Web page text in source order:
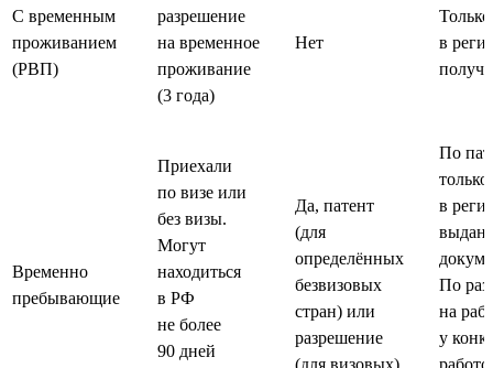
С временным
проживанием
(РВП)
разрешение
на временное
проживание
(3 года)
Нет
Только
в
Временно
пребывающие
Приехали
по визе или
без визы.
Могут
находиться
в РФ
не более
90 дней
Да, патент
(для
определённых
безвизовых
стран) или
разрешение
(для визовых)
По
только
в
выдан
По
на
у